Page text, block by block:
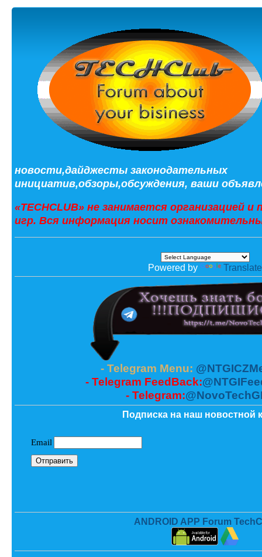
новости,дайджесты законодательных
инициатив,обзоры,обсуждения, ваши
«TECHCLUB» не занимается организацией
игр. Вся информация носит
Powered by Translate
- Telegram Menu:
- Telegram FeedBack:
- Telegram:
Подписка на наш новостной
ANDROID APP Forum